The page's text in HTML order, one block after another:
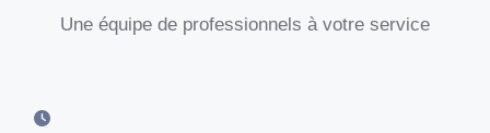
Une équipe de professionnels à votre service